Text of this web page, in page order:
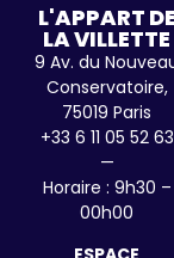
L'APPART DE
LA VILLETTE
9 Av. du
Conservatoire,
75019 Paris
+33 6 11 05 52 63
—
Horaire : 9h30 –
00h00